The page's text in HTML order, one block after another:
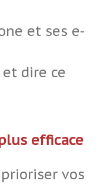
et ses e-
et dire ce
efficace
vos